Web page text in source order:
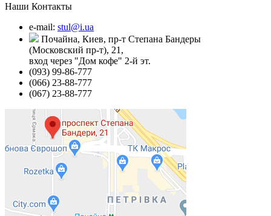
Наши Контакты
e-mail: stul@i.ua
Почайна, Киев, пр-т Степана Бандеры
(Московский пр-т), 21,
вход через "Дом кофе" 2-й эт.
(093) 99-86-777
(066) 23-88-777
(067) 23-88-777